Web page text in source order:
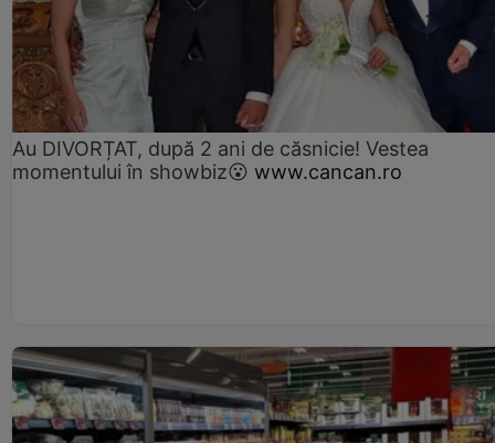
Au DIVORȚAT, după 2 ani de căsnicie! Vestea
momentului în showbiz😮 www.cancan.ro